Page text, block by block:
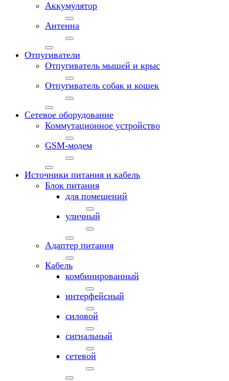
Аккумулятор
Антенна
Отпугиватели
Отпугиватель мышей и крыс
Отпугиватель собак и кошек
Сетевое оборудование
Коммутационное устройство
GSM-модем
Источники питания и кабель
Блок питания
для помещений
уличный
Адаптер питания
Кабель
комбинированный
интерфейсный
силовой
сигнальный
сетевой